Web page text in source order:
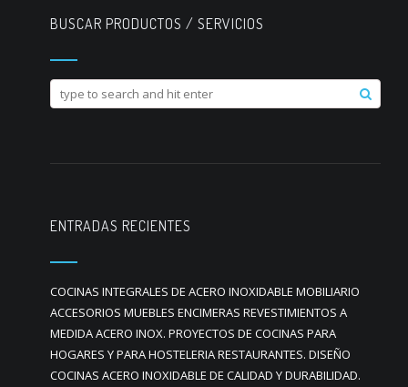
BUSCAR PRODUCTOS / SERVICIOS
ENTRADAS RECIENTES
COCINAS INTEGRALES DE ACERO INOXIDABLE MOBILIARIO
ACCESORIOS MUEBLES ENCIMERAS REVESTIMIENTOS A
MEDIDA ACERO INOX. PROYECTOS DE COCINAS PARA
HOGARES Y PARA HOSTELERIA RESTAURANTES. DISEÑO
COCINAS ACERO INOXIDABLE DE CALIDAD Y DURABILIDAD.